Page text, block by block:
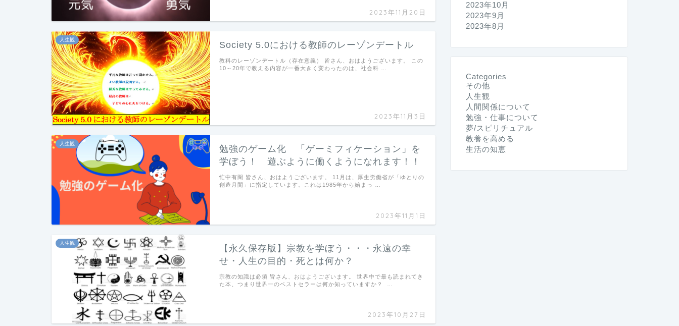
2023年11月20日
人生観
Society 5.0における教師のレーゾンデートル
2023年11月3日
教科のレーゾンデートル（存在意義） 皆さん、おはようございます。 この
10～20年で教える内容が一番大きく変わったのは、社会科 …
人生観
勉強のゲーム化 「ゲーミフィケーション」を
学ぼう！ 遊ぶように働くようになれます！！
2023年11月1日
忙中有閑 皆さん、おはようございます。 11月は、厚生労働省が「ゆとりの
創造月間」に指定しています。これは1985年から始まっ …
人生観
【永久保存版】宗教を学ぼう・・・永遠の幸
せ・人生の目的・死とは何か？
2023年10月27日
宗教の知識は必須 皆さん、おはようございます。 世界中で最も読まれてき
た本、つまり世界一のベストセラーは何か知っていますか？ …
2023年10月
2023年9月
2023年8月
Categories
その他
人生観
人間関係について
勉強・仕事について
夢/スピリチュアル
教養を高める
生活の知恵